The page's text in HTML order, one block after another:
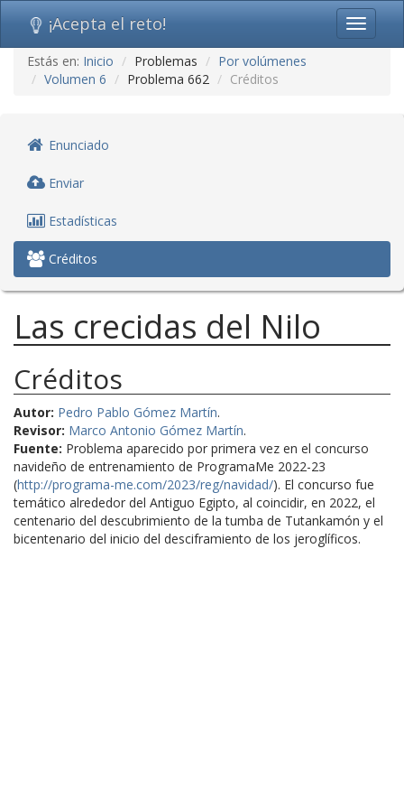
Ir
contenido
Toggle
¡Acepta el reto!
Estás en: Inicio Problemas
Por volúmenes
Volumen 6
Problema 662 Créditos
Enunciado
Enviar
Estadísticas
Créditos
Las crecidas del Nilo
Créditos
Autor: Pedro Pablo Gómez Martín.
Revisor: Marco Antonio Gómez Martín.
Fuente: Problema aparecido por primera vez en el concurso
navideño de entrenamiento de ProgramaMe 2022-23
(http://programa-me.com/2023/reg/navidad/). El concurso fue
temático alrededor del Antiguo Egipto, al coincidir, en 2022, el
centenario del descubrimiento de la tumba de Tutankamón y el
bicentenario del inicio del desciframiento de los jeroglíficos.